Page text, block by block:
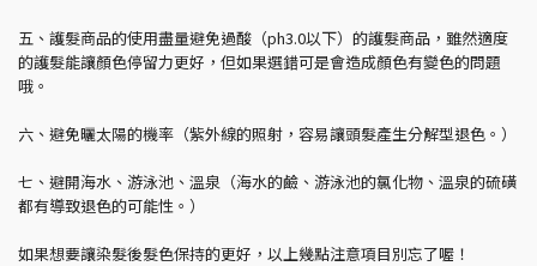
五、護髮商品的使用盡量避免過酸（ph3.0以下）的護髮商品，雖然適度
的護髮能讓顏色停留力更好，但如果選錯可是會造成顏色有變色的問題
哦。
六、避免曬太陽的機率（紫外線的照射，容易讓頭髮產生分解型退色。）
七、避開海水、游泳池、溫泉（海水的鹼、游泳池的氯化物、溫泉的硫磺
都有導致退色的可能性。）
如果想要讓染髮後髮色保持的更好，以上幾點注意項目別忘了喔！